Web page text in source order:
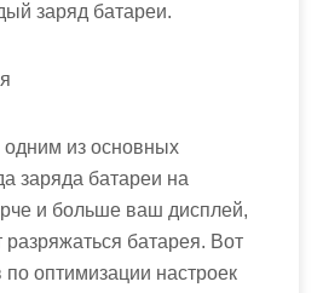
заряд батареи.
одним из основных
заряда батареи на
и больше ваш дисплей,
разряжаться батарея. Вот
по оптимизации настроек